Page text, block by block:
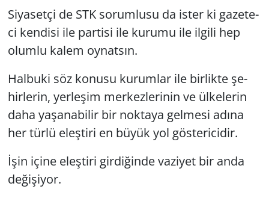
Si­ya­set­çi de STK so­rum­lu­su da ister ki ga­ze­te­
ci ken­di­si ile par­ti­si ile ku­ru­mu ile il­gi­li hep
olum­lu kalem oy­nat­sın.
Hal­bu­ki söz ko­nu­su ku­rum­lar ile bir­lik­te şe­
hir­le­rin, yer­le­şim mer­kez­le­ri­nin ve ül­ke­le­rin
daha ya­şa­na­bi­lir bir nok­ta­ya gel­me­si adına
her türlü eleş­ti­ri en büyük yol gös­te­ri­ci­dir.
İşin içine eleş­ti­ri gir­di­ğin­de va­zi­yet bir anda
de­ği­şi­yor.